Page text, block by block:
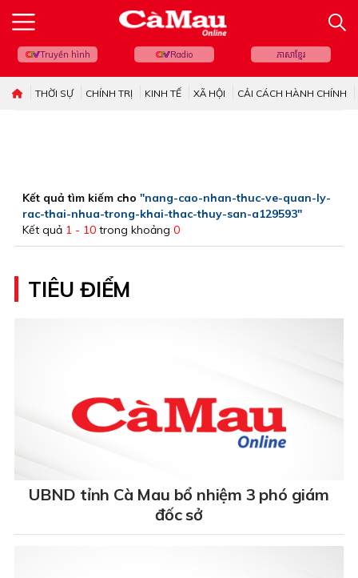
Truyền hình Radio ភាសាខ្មែរ
THỜI SỰ CHÍNH TRỊ KINH TẾ XÃ HỘI CẢI CÁCH HÀNH CHÍNH
Kết quả tìm kiếm cho "nang-cao-nhan-thuc-ve-quan-ly-
rac-thai-nhua-trong-khai-thac-thuy-san-a129593"
Kết quả 1 - 10 trong khoảng 0
TIÊU ĐIỂM
UBND tỉnh Cà Mau bổ nhiệm 3 phó giám
đốc sở